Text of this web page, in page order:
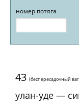
номер потяга
43 (беспересадочный
улан-уде —